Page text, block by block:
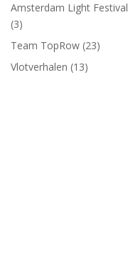
Amsterdam Light Festival
(3)
Team TopRow (23)
Vlotverhalen (13)